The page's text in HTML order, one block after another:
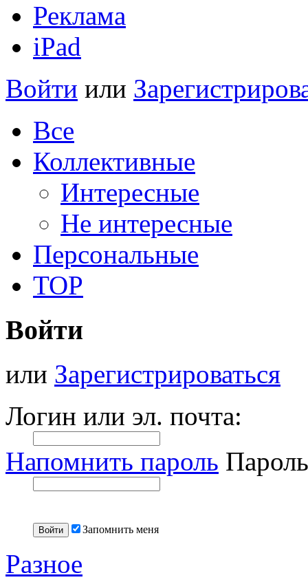
Реклама
iPad
Войти или
Все
Коллективные
Интересные
Не интересные
Персональные
TOP
Войти
или Зарегистрироваться
Логин или эл. почта:
Напомнить пароль
Запомнить меня
Разное